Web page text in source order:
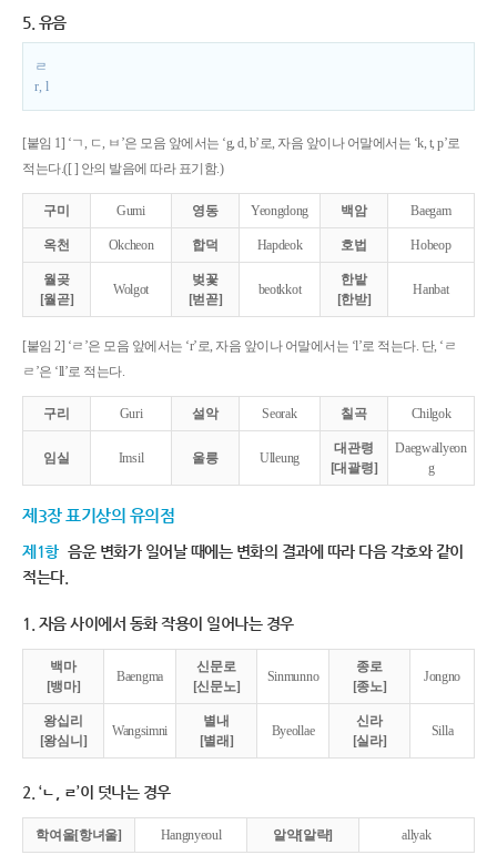
5. 유음
ㄹ
r, l
[붙임 1] ‘ㄱ, ㄷ, ㅂ’은 모음 앞에서는 ‘g, d, b’로, 자음 앞이나 어말에서는 ‘k, t, p’로
적는다.([ ] 안의 발음에 따라 표기함.)
구미 Gumi 영동 Yeongdong 백암 Baegam
옥천 Okcheon 합덕 Hapdeok 호법 Hobeop
월곶
[월곧]
Wolgot
벚꽃
[벋꼳]
beotkkot
한밭
[한받]
Hanbat
[붙임 2] ‘ㄹ’은 모음 앞에서는 ‘r’로, 자음 앞이나 어말에서는 ‘l’로 적는다. 단, ‘ㄹ
ㄹ’은 ‘ll’로 적는다.
구리 Guri 설악 Seorak 칠곡 Chilgok
임실 Imsil 울릉 Ulleung
대관령
[대괄령]
Daegwallyeon
g
제3장 표기상의 유의점
제1항 음운 변화가 일어날 때에는 변화의 결과에 따라 다음 각호와 같이
적는다.
1. 자음 사이에서 동화 작용이 일어나는 경우
백마
[뱅마]
Baengma
신문로
[신문노]
Sinmunno
종로
[종노]
Jongno
왕십리
[왕심니]
Wangsimni
별내
[별래]
Byeollae
신라
[실라]
Silla
2. ‘ㄴ, ㄹ’이 덧나는 경우
학여울[항녀울] Hangnyeoul 알약[알략] allyak